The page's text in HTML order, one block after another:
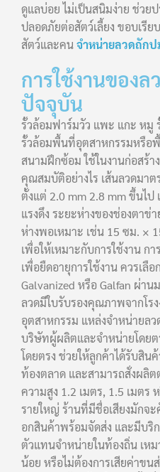
ดูแลบ่อย ไม่เป็นสนิมง่าย ช่วย
ปลอดภัยต่อสัตว์เลี้ยง ขอบเรี
สัตว์และคนจำหน่ายลวดถัก
การใช้งานของ
ปัจจุบัน
รั้วล้อมฟาร์มวัว แพะ แกะ หมู
รั้วล้อมพื้นที่อุตสาหกรรมหรือ
สนามฝึกซ้อม ใช้ในงานก่อสร้
คุณสมบัติอย่างไร เส้นลวดมา
ตั้งแต่ 2.0 mm 2.8 mm ขึ้นไป
แรงดึง ระยะห่างของช่องตา
ห่างพอเหมาะ เช่น 15 ซม. ×
เพื่อให้เหมาะกับการใช้งาน ก
เพื่อยืดอายุการใช้งาน ควรเลื
Galvanized หรือ Galfan ผ่า
ลวดมีใบรับรองคุณภาพจากโร
อุตสาหกรรม แหล่งจำหน่ายล
บริษัทผู้ผลิตและจำหน่ายโดยต
โดยตรง ช่วยให้ลูกค้าได้รับสิ
ท้องตลาด และสามารถสั่งผลิ
ความสูง 1.2 เมตร, 1.5 เมตร
รายใหญ่ ร้านที่มีชื่อเสียงมักจ
อกสินค้าพร้อมจัดส่ง และมีบริ
ตัวแทนจำหน่ายในท้องถิ่น เห
น้อย หรือไม่ต้องการเสียค่าข